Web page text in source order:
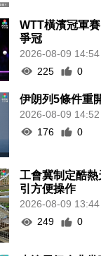
WTT橫濱冠軍
爭冠
2026-08-09 14:54
225
0
伊朗列5條件重
2026-08-09 14:52
176
0
工會冀制定酷
引方便操作
2026-08-09 13:44
249
0